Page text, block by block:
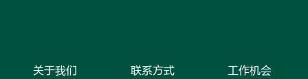
关于我们 联系方式 工作机会